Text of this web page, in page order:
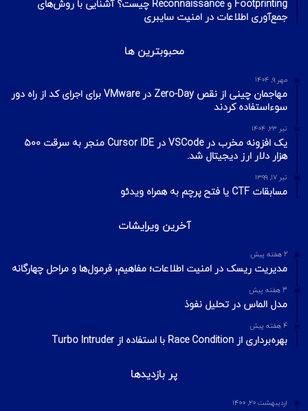
Footprinting و Reconnaissance چیست؟ آشنایی با روش‌های
جمع‌آوری اطلاعات در امنیت سایبری
محبوبترین ها
مهر ۹, ۱۴۰۴
مهاجمان چینی از نقص Zero-Day در VMware برای اجرای کد از راه دور
سوءاستفاده کردند
تیر ۲۳, ۱۴۰۴
یک افزونه مخرب در VSCode در Cursor IDE منجر به سرقت ۵۰۰
هزار دلار ارز دیجیتال شد.
تیر ۱۷, ۱۳۹۹
مسابقات CTF یا فتح پرچم به همراه ویدئو
آخرین ویرایشات
2 هفته پیش
مدیریت ریسک در امنیت اطلاعات؛ مفاهیم، فرمول‌ها و مراحل چهارگانه
3 هفته پیش
مدل الماس در تحلیل نفوذ
4 هفته پیش
بهره‌برداری از Race Condition با استفاده از Turbo Intruder
پر بازدیدها
اردیبهشت ۲۰, ۱۴۰۰